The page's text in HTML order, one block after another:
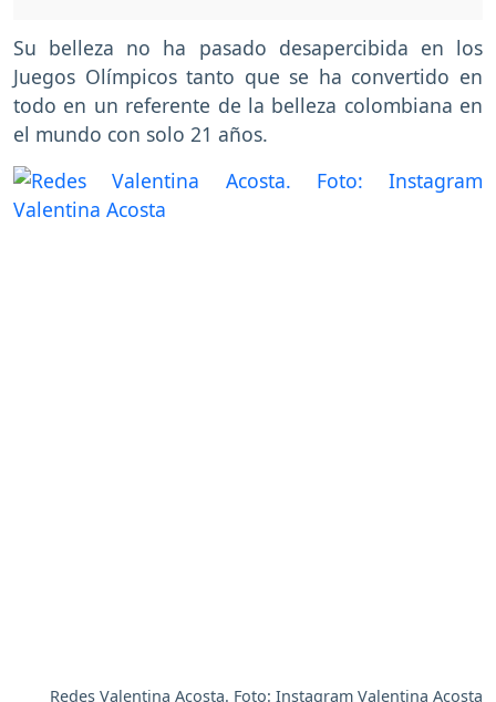
Su belleza no ha pasado desapercibida en los
Juegos Olímpicos tanto que se ha convertido en
todo en un referente de la belleza colombiana en
el mundo con solo 21 años.
Redes Valentina Acosta. Foto: Instagram Valentina Acosta